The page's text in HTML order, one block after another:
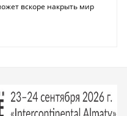
вскоре накрыть мир